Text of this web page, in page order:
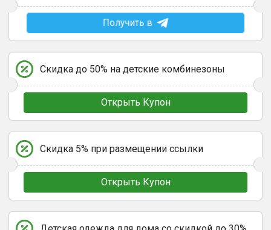
Получить в
Скидка до 50% на детские комбинезоны
Открыть Купон
Скидка 5% при размещении ссылки
Открыть Купон